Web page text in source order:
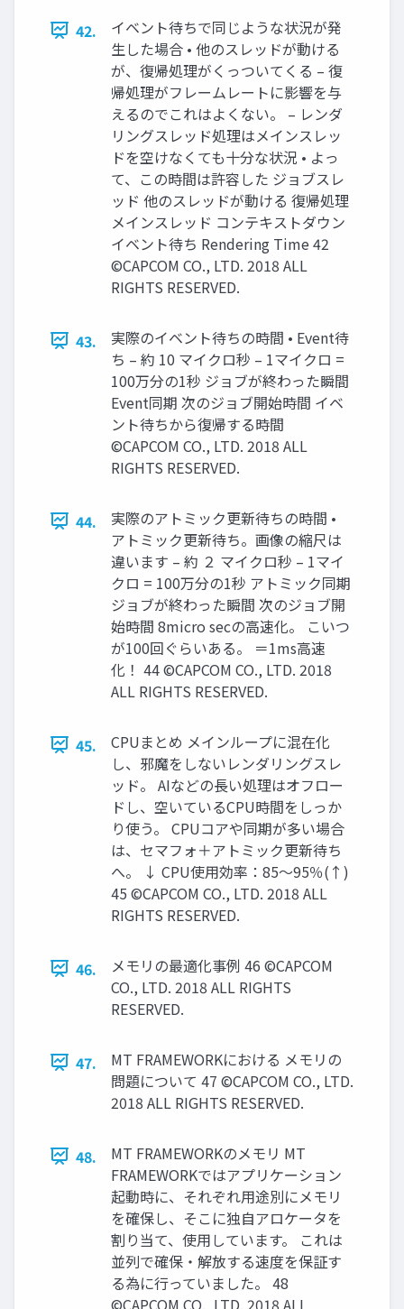
42.
イベント待ちで同じような状況が発
生した場合 • 他のスレッドが動ける
が、復帰処理がくっついてくる – 復
帰処理がフレームレートに影響を与
えるのでこれはよくない。 – レンダ
リングスレッド処理はメインスレッ
ドを空けなくても十分な状況 • よっ
て、この時間は許容した ジョブスレ
ッド 他のスレッドが動ける 復帰処理
メインスレッド コンテキストダウン
イベント待ち Rendering Time 42
©CAPCOM CO., LTD. 2018 ALL
RIGHTS RESERVED.
43.
実際のイベント待ちの時間 • Event待
ち – 約 10 マイクロ秒 – 1マイクロ =
100万分の1秒 ジョブが終わった瞬間
Event同期 次のジョブ開始時間 イベ
ント待ちから復帰する時間
©CAPCOM CO., LTD. 2018 ALL
RIGHTS RESERVED.
44.
実際のアトミック更新待ちの時間 •
アトミック更新待ち。画像の縮尺は
違います – 約 ２ マイクロ秒 – 1マイ
クロ = 100万分の1秒 アトミック同期
ジョブが終わった瞬間 次のジョブ開
始時間 8micro secの高速化。 こいつ
が100回ぐらいある。 ＝1ms高速
化！ 44 ©CAPCOM CO., LTD. 2018
ALL RIGHTS RESERVED.
45.
CPUまとめ メインループに混在化
し、邪魔をしないレンダリングスレ
ッド。 AIなどの長い処理はオフロー
ドし、空いているCPU時間をしっか
り使う。 CPUコアや同期が多い場合
は、セマフォ＋アトミック更新待ち
へ。 ↓ CPU使用効率：85～95％(↑)
45 ©CAPCOM CO., LTD. 2018 ALL
RIGHTS RESERVED.
46.
メモリの最適化事例 46 ©CAPCOM
CO., LTD. 2018 ALL RIGHTS
RESERVED.
47.
MT FRAMEWORKにおける メモリの
問題について 47 ©CAPCOM CO., LTD.
2018 ALL RIGHTS RESERVED.
48.
MT FRAMEWORKのメモリ MT
FRAMEWORKではアプリケーション
起動時に、それぞれ用途別にメモリ
を確保し、そこに独自アロケータを
割り当て、使用しています。 これは
並列で確保・解放する速度を保証す
る為に行っていました。 48
©CAPCOM CO., LTD. 2018 ALL